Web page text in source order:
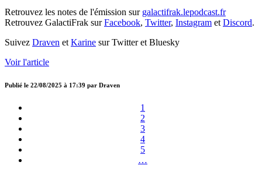
Retrouvez les notes de l'émission sur galactifrak.lepodcast.fr
Retrouvez GalactiFrak surFacebook, Twitter, Instagram et Discord.
Suivez Draven et Karine sur Twitter et Bluesky
Voir l'article
Publié le 22/08/2025 à 17:39 par Draven
1
2
3
4
5
…